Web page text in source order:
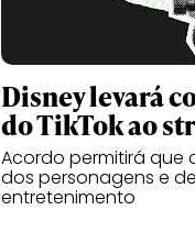
Disney levará
do TikTok ao
Acordo permitirá que
dos personagens e
entretenimento